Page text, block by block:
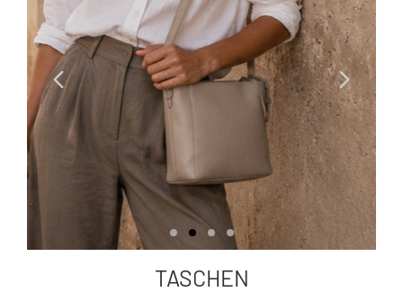
Previous Next
TASCHEN